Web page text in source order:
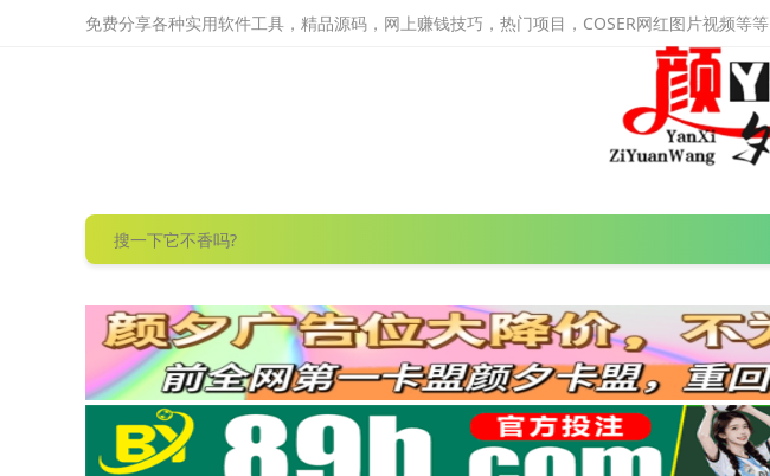
免费分享各种实用软件工具，精品源码，网上赚钱技巧，热门项目，COSER网红图片视频等等